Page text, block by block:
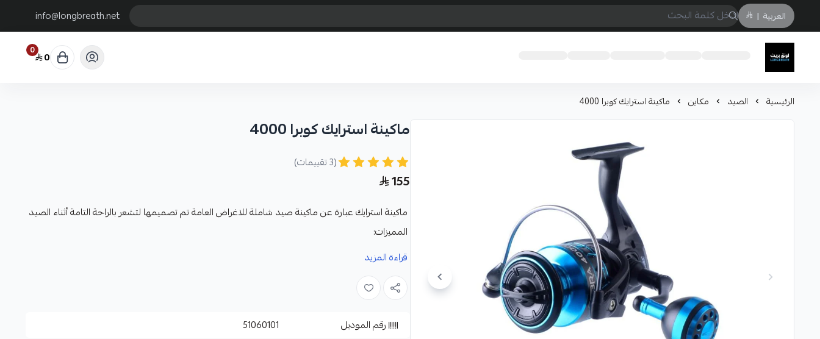
العربية |
info@longbreath.net
لونق بريث
0 0
الرئيسية الصيد مكاين ماكينة استرايك كوبرا 4000
ماكينة استرايك كوبرا 4000
(3 تقييمات)
155
ماكينة استرايك عبارة عن ماكينة صيد شاملة للاغراض العامة تم تصميمها لتشعر بالراحة التامة أثناء الصيد
المميزات:
امكانية استبدال المقبض من اليمين الي اليسار او من اليسار الي اليمبن
الماكينة تأتي بثلاثة احجام مختلفة لتناسب طرق الصيد
الموصفات :
قراءة المزيد
رقم الموديل 51060101